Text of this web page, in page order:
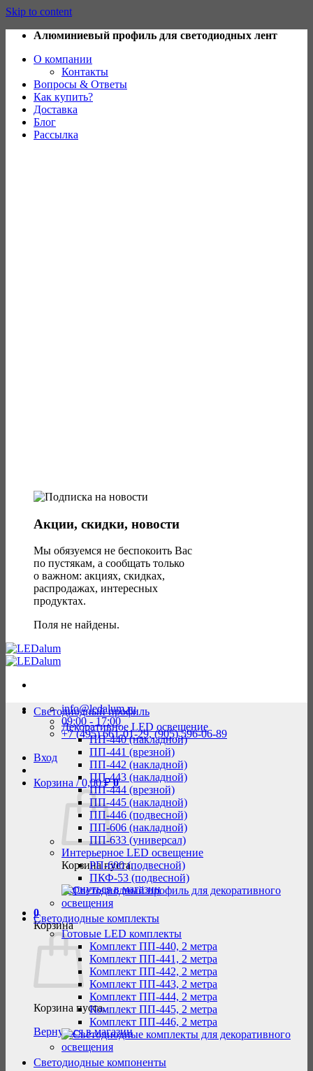
Skip to content
Алюминиевый профиль для светодиодных лент
О компании
Контакты
Вопросы & Ответы
Как купить?
Доставка
Блог
Рассылка
Акции, скидки, новости
Мы обязуемся не беспокоить Вас
по пустякам, а сообщать только
о важном: акциях, скидках,
распродажах, интересных
продуктах.
Поля не найдены.
info@ledalum.ru
09:00 - 17:00
+7 (495) 661-01-29, (905) 596-06-89
Вход
Корзина /0,00₽ 0
Корзина пуста.
Вернуться в магазин
0
Корзина
Корзина пуста.
Вернуться в магазин
Светодиодный профиль
Декоративное LED освещение
ПП-440 (накладной)
ПП-441 (врезной)
ПП-442 (накладной)
ПП-443 (накладной)
ПП-444 (врезной)
ПП-445 (накладной)
ПП-446 (подвесной)
ПП-606 (накладной)
ПП-633 (универсал)
Интерьерное LED освещение
РП-600 (подвесной)
ПКФ-53 (подвесной)
Светодиодные комплекты
Готовые LED комплекты
Комплект ПП-440, 2 метра
Комплект ПП-441, 2 метра
Комплект ПП-442, 2 метра
Комплект ПП-443, 2 метра
Комплект ПП-444, 2 метра
Комплект ПП-445, 2 метра
Комплект ПП-446, 2 метра
Светодиодные компоненты